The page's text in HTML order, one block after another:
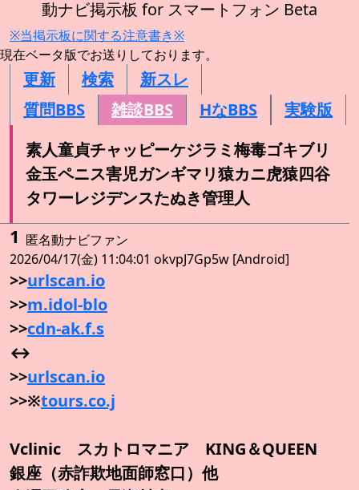
動ナビ掲示板 for スマートフォン Beta
※当掲示板に関する注意書き※
現在ベータ版でお送りしております。
更新 検索
新スレ
質問BBS
雑談BBS HなBBS
実験版
素人童貞チャッピーケジラミ梅毒ゴキブリ
金玉ペニス害児ガンギマリ猿カニ虎猿四谷
タワーレジデンスたぬき管理人
1 匿名動ナビファン
2026/04/17(金) 11:04:01 okvpJ7Gp5w [Android]
>>urlscan.io
>>m.idol-blo
>>cdn-ak.f.s
↔️
>>urlscan.io
>>※tours.co.j
Vclinic スカトロマニア KING＆QUEEN
銀座（赤詐欺地面師窓口）他